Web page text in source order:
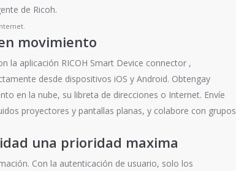
de Ricoh.
movimiento
la aplicación RICOH Smart Device connector ,
desde dispositivos iOS y Android. Obtengay
en la nube, su libreta de direcciones o Internet. Envíe
proyectores y pantallas planas, y colabore con grupos
una prioridad maxima
Con la autenticación de usuario, solo los